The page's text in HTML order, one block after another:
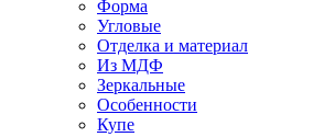
Форма
Угловые
Отделка и материал
Из МДФ
Зеркальные
Особенности
Купе